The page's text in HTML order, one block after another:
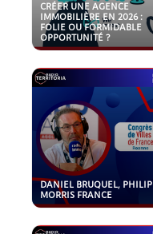
CRÉER UNE AGENCE
IMMOBILIÈRE EN 2026 :
FOLIE OU FORMIDABLE
OPPORTUNITÉ ?
DANIEL BRUQUEL, PHILIP
MORRIS FRANCE